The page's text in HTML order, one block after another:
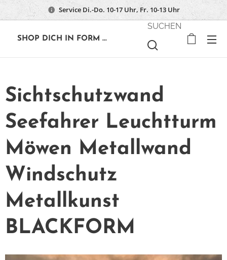
Service Di.-Do. 10-17 Uhr, Fr. 10-13 Uhr
SHOP DICH IN FORM ...
SUCHEN
Sichtschutzwand
Seefahrer Leuchtturm
Möwen Metallwand
Windschutz
Metallkunst
BLACKFORM